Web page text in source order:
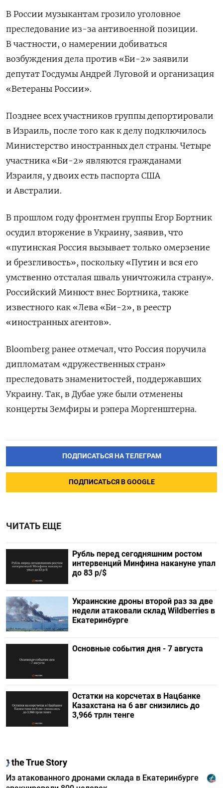
В России музыкантам грозило уголовное
преследование из-за антивоенной позиции.
В частности, о намерении добиваться
возбуждения дела против «Би-2» заявили
депутат Госдумы Андрей Луговой и организация
«Ветераны России».
Позднее всех участников группы депортировали
в Израиль, после того как к делу подключилось
Министерство иностранных дел страны. Четыре
участника «Би-2» являются гражданами
Израиля, у двоих есть паспорта США
и Австралии.
В прошлом году фронтмен группы Егор Бортник
осудил вторжение в Украину, заявив, что
«путинская Россия вызывает только омерзение
и брезгливость», поскольку «Путин и вся его
умственно отсталая шваль уничтожила страну».
Российский Минюст внес Бортника, также
известного как «Лева «Би-2», в реестр
«иностранных агентов».
Bloomberg ранее отмечал, что Россия поручила
дипломатам «дружественных стран»
преследовать знаменитостей, поддержавших
Украину. Так, в Дубае уже были отменены
концерты Земфиры и рэпера Моргенштерна.
ПОДПИСАТЬСЯ НА ТЕЛЕГРАМ
ПОДПИСАТЬСЯ В GOOGLE
ЧИТАТЬ ЕЩЕ
Рубль перед сегодняшним ростом
интервенций Минфина накануне упал
до 83 р/$
Украинские дроны второй раз за две
недели атаковали склад Wildberries в
Екатеринбурге
Основные события дня - 7 августа
Остатки на корсчетах в Нацбанке
Казахстана на 6 авг снизились до
3,966 трлн тенге